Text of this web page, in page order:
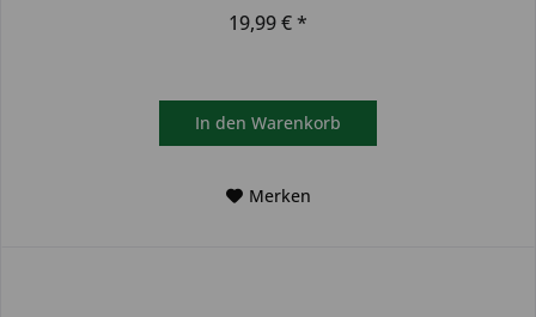
19,99 € *
In den Warenkorb
Merken